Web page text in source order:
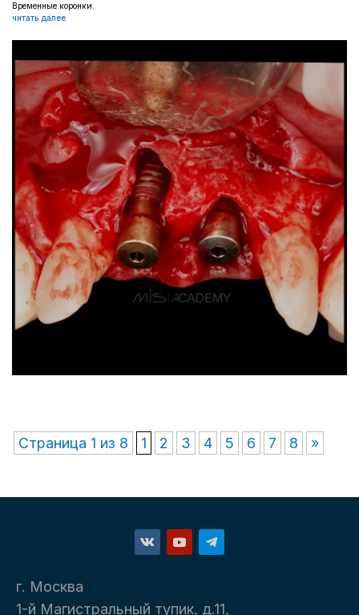
Временные коронки.
читать далее
Страница 1 из 8 1 2 3 4 5 6 7 8 »
г. Москва
1-й Магистральный тупик, д.11,